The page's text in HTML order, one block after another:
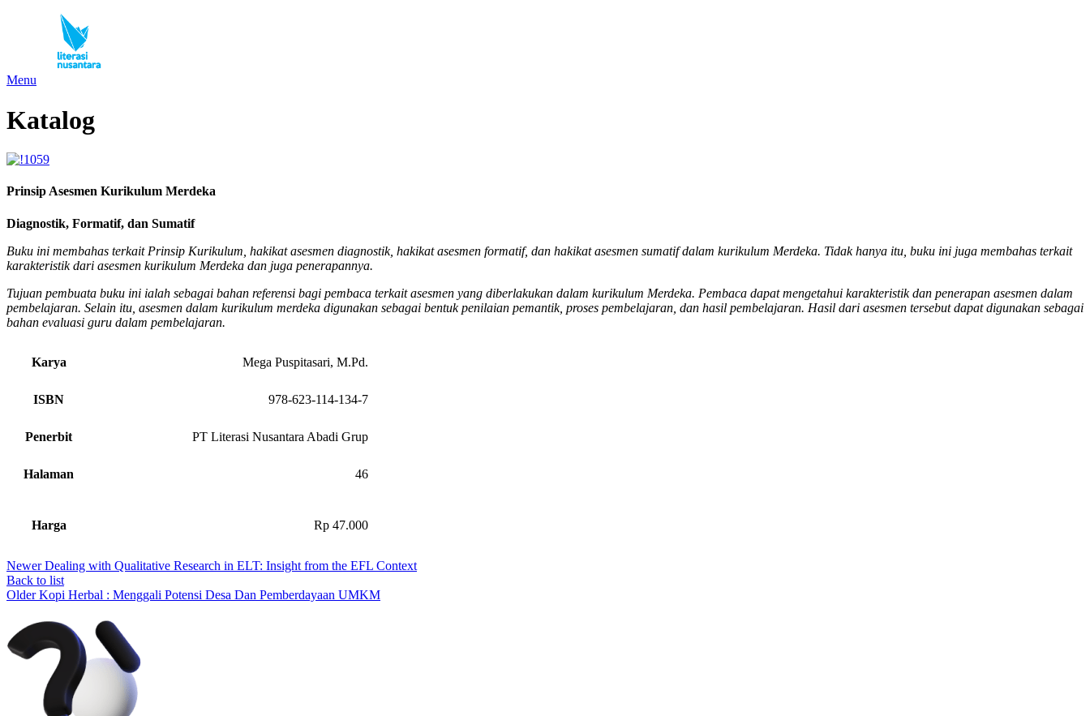
Menu
Katalog
Prinsip Asesmen Kurikulum Merdeka
Diagnostik, Formatif, dan Sumatif
Buku ini membahas terkait Prinsip Kurikulum, hakikat asesmen diagnostik, hakikat asesmen formatif, dan hakikat asesmen sumatif dalam kurikulum Merdeka. Tidak hanya itu, buku ini juga membahas terkait
karakteristik dari asesmen kurikulum Merdeka dan juga penerapannya.
Tujuan pembuata buku ini ialah sebagai bahan referensi bagi pembaca terkait asesmen yang diberlakukan dalam kurikulum Merdeka. Pembaca dapat mengetahui karakteristik dan penerapan asesmen dalam
pembelajaran. Selain itu, asesmen dalam kurikulum merdeka digunakan sebagai bentuk penilaian pemantik, proses pembelajaran, dan hasil pembelajaran. Hasil dari asesmen tersebut dapat digunakan sebagai
bahan evaluasi guru dalam pembelajaran.
Karya Mega Puspitasari, M.Pd.
ISBN 978-623-114-134-7
Penerbit PT Literasi Nusantara Abadi Grup
Halaman 46
Harga Rp 47.000
Newer Dealing with Qualitative Research in ELT: Insight from the EFL Context
Back to list
Older Kopi Herbal : Menggali Potensi Desa Dan Pemberdayaan UMKM